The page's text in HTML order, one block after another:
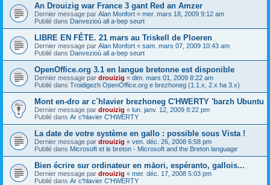
An Drouizig war France 3 gant Red an Amzer
Dernier message par Alan Monfort « mer. mars 18, 2009 9:12 am
Publié dans Danvezioù all a-bep seurt
LIBRE EN FÊTE. 21 mars au Triskell de Ploeren
Dernier message par Alan Monfort « sam. mars 07, 2009 10:43 am
Publié dans Danvezioù all a-bep seurt
OpenOffice.org 3.1 en langue bretonne est disponible
Dernier message par drouizig « dim. mars 01, 2009 8:22 am
Publié dans Troidigezh OpenOffice.org e brezhoneg (1.1.x, 2.x ha 3.x)
Mont en-dro ar c´hlavier brezhoneg C'HWERTY 'barzh Ubuntu
Dernier message par drouizig « lun. janv. 12, 2009 8:22 pm
Publié dans Ar c'hlavier C'HWERTY
La date de votre système en gallo : possible sous Vista !
Dernier message par drouizig « ven. déc. 26, 2008 6:58 pm
Publié dans Microsoft et le breton - Microsoft and the Breton language
Bien écrire sur ordinateur en māori, espéranto, gallois...
Dernier message par drouizig « mer. déc. 17, 2008 5:03 pm
Publié dans Ar c'hlavier C'HWERTY